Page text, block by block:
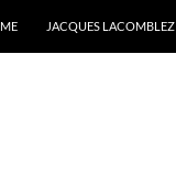
JACQUES LACOMBLEZ